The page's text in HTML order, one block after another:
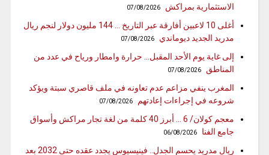
الاستثمارية بمراكش
07/08/2026
أغلى 10 لاعبين أفارقة عبر التاريخ … 144 مليون دولار لنجم ريال
مدريد الجديد ديوماندي
07/08/2026
إلى غاية يوم الأحد المقبل… حرارة وامطار ورياح في عدد من
المناطق
07/08/2026
المغرب ينفي مزاعم عدم تعاونه في ملف قاصري سبتة ويؤكد
شروعه في إجراءات إعادتهم
07/08/2026
معجم كولان/ 6 … أبرز 40 كلمة من لغة تجار مراكش وأسواق
جامع الفنا
06/08/2026
ريال مدريد يحسم الجدل.. فينيسيوس يجدد عقده حتى 2032 بعد